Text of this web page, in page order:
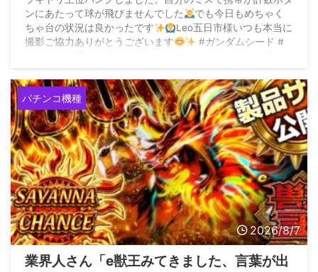
ンにあたって球が飛びませんでした
でも今日もめちゃく
ちゃ台の状況は良かったです
Leo五日市様いつも本当に
撮影ご協力ありがとうございます
#ガンダムシード #
パチンコ機種
2026/8/7
業界人さん「e獣王みてきました、言葉が出